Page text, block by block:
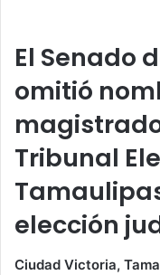
El Senado
omitió
Tribunal
elección
Ciudad Victoria,